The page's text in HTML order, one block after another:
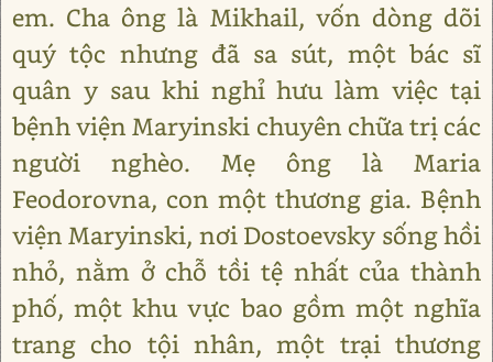
em. Cha ông là Mikhail, vốn dòng dõi
quý tộc nhưng đã sa sút, một bác sĩ
quân y sau khi nghỉ hưu làm việc tại
bệnh viện Maryinski chuyên chữa trị các
người nghèo. Mẹ ông là Maria
Feodorovna, con một thương gia. Bệnh
viện Maryinski, nơi Dostoevsky sống hồi
nhỏ, nằm ở chỗ tồi tệ nhất của thành
phố, một khu vực bao gồm một nghĩa
trang cho tội nhân, một trại thương